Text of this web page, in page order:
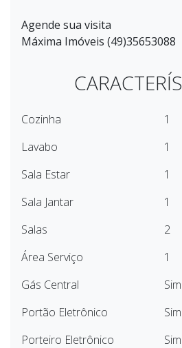
Agende sua visita
Máxima Imóveis (49)35653088
Cozinha
1
Lavabo
1
Sala Estar
1
Sala Jantar
1
Salas
2
Área Serviço
1
Gás Central
Sim
Portão Eletrônico
Sim
Porteiro Eletrônico
Sim